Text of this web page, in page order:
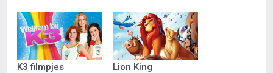
K3 filmpjes Lion King